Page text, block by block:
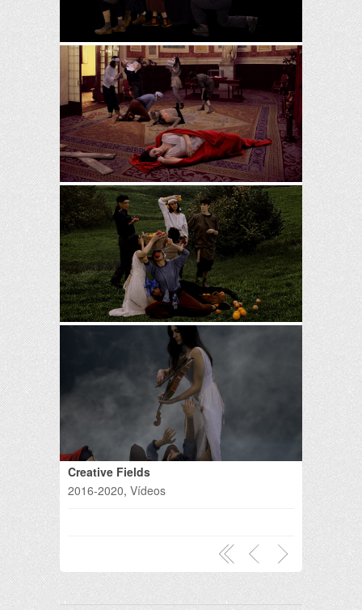
Creative Fields
2016-2020, Vídeos